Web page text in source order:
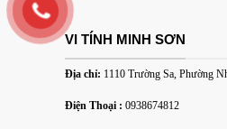
VI TÍNH MINH SƠN
Địa chỉ: 1110 Trường Sa, Phường
Điện Thoại : 0938674812